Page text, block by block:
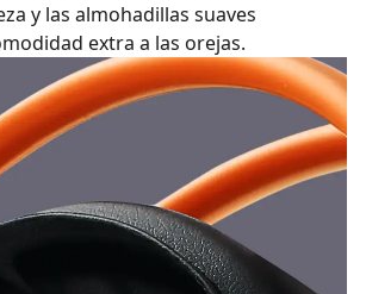
y las almohadillas suaves
extra a las orejas.